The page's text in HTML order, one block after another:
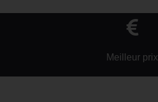
Meilleur prix